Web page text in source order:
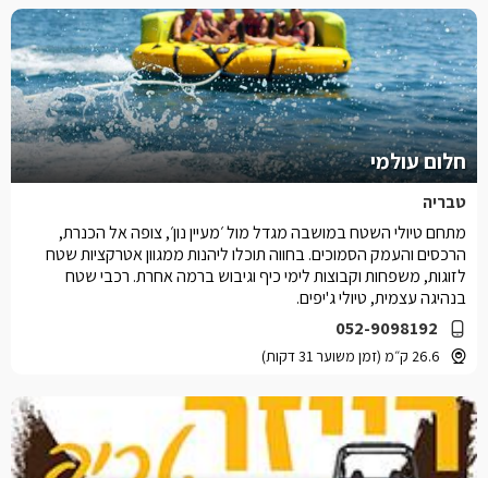
חלום עולמי
טבריה
052-9098192
26.6 ק״מ (זמן משוער 31 דקות)
מתחם טיולי השטח במושבה מגדל מול ׳מעיין נון׳, צופה אל הכנרת,
הרכסים והעמק הסמוכים. בחווה תוכלו ליהנות ממגוון אטרקציות שטח
לזוגות, משפחות וקבוצות לימי כיף וגיבוש ברמה אחרת. רכבי שטח
בנהיגה עצמית, טיולי ג'יפים.